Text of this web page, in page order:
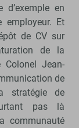
en
employeur. Et
de CV sur
de la
Colonel Jean-
de
stratégie de
pas là
communauté